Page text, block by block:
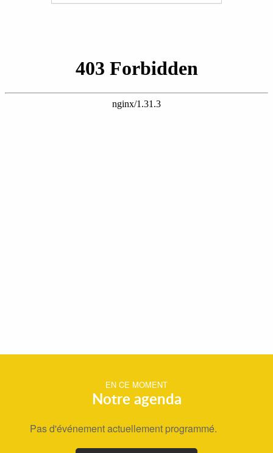
EN CE MOMENT
Notre agenda
Pas d'événement actuellement programmé.